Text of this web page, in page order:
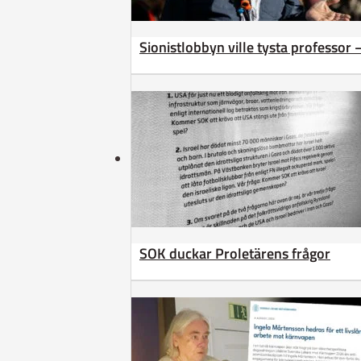
Sionistlobbyn ville tysta professor
SOK duckar Proletärens frågor